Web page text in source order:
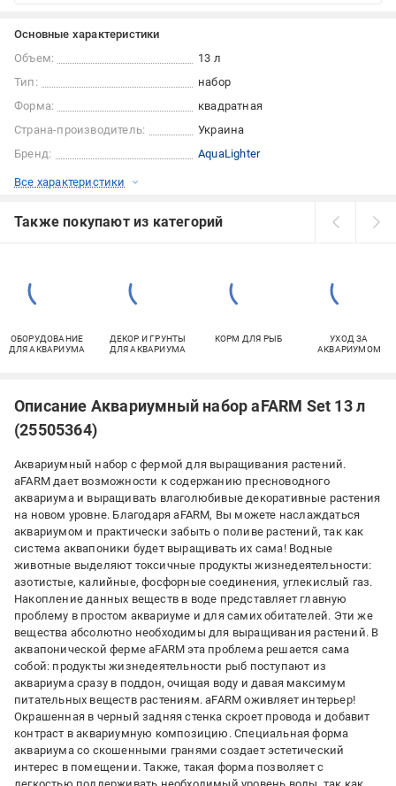
Основные характеристики
Объем:
13 л
Тип:
набор
Форма:
квадратная
Страна-производитель:
Украина
Бренд:
AquaLighter
Все характеристики
Также покупают из категорий
ОБОРУДОВАНИЕ
ДЛЯ АКВАРИУМА
ДЕКОР И ГРУНТЫ
ДЛЯ АКВАРИУМА
КОРМ ДЛЯ РЫБ
УХОД ЗА
АКВАРИУМОМ
Описание Аквариумный набор aFARM Set 13 л
(25505364)
Аквариумный набор с фермой для выращивания растений.
aFARM дает возможности к содержанию пресноводного
аквариума и выращивать влаголюбивые декоративные растения
на новом уровне. Благодаря aFARM, Вы можете наслаждаться
аквариумом и практически забыть о поливе растений, так как
система аквапоники будет выращивать их сама! Водные
животные выделяют токсичные продукты жизнедеятельности:
азотистые, калийные, фосфорные соединения, углекислый газ.
Накопление данных веществ в воде представляет главную
проблему в простом аквариуме и для самих обитателей. Эти же
вещества абсолютно необходимы для выращивания растений. В
аквапонической ферме aFARM эта проблема решается сама
собой: продукты жизнедеятельности рыб поступают из
аквариума сразу в поддон, очищая воду и давая максимум
питательных веществ растениям. aFARM оживляет интерьер!
Окрашенная в черный задняя стенка скроет провода и добавит
контраст в аквариумную композицию. Специальная форма
аквариума со скошенными гранями создает эстетический
интерес в помещении. Также, такая форма позволяет с